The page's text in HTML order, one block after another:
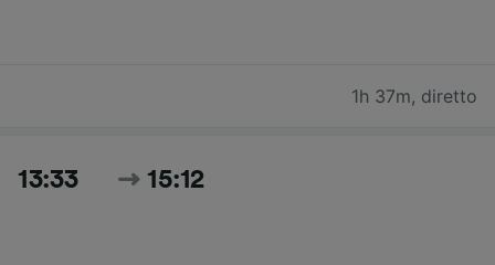
1h 37m, diretto
13:33 15:12